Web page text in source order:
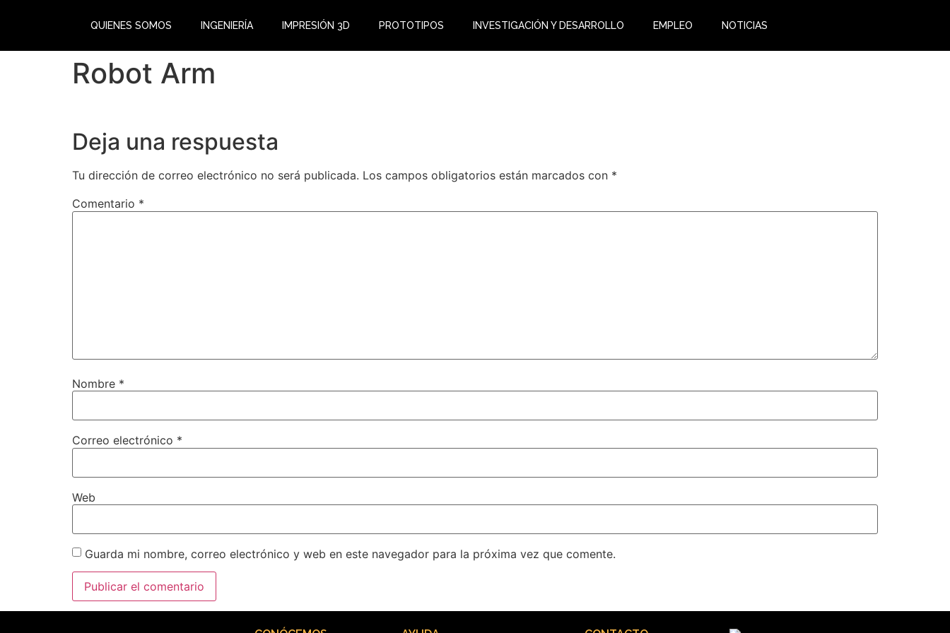
QUIENES SOMOS INGENIERÍA IMPRESIÓN 3D PROTOTIPOS INVESTIGACIÓN Y DESARROLLO EMPLEO NOTICIAS
Robot Arm
Deja una respuesta
Tu dirección de correo electrónico no será publicada. Los campos obligatorios están marcados con *
Comentario *
Nombre *
Correo electrónico *
Web
Guarda mi nombre, correo electrónico y web en este navegador para la próxima vez que comente.